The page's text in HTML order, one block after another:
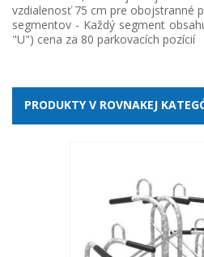
vzdialenosť 75 cm pre obojstranné
segmentov - Každý segment
"U") cena za 80 parkovacích pozícií
PRODUKTY V ROVNAKEJ